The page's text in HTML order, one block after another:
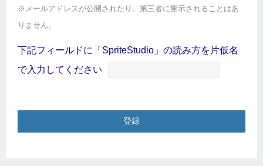
※メールアドレスが公開されたり、第三者に開示されることはあ
りません。
下記フィールドに「SpriteStudio」の読み方を片仮名
で入力してください